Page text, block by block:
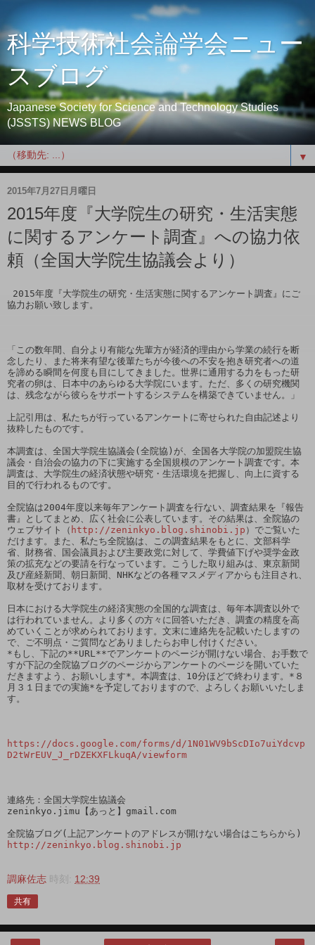
科学技術社会論学会ニュー
スブログ
Japanese Society for Science and Technology Studies
(JSSTS) NEWS BLOG
▼
2015年7月27日月曜日
2015年度『大学院生の研究・生活実態
に関するアンケート調査』への協力依
頼（全国大学院生協議会より）
2015年度『大学院生の研究・生活実態に関するアンケート調査』にご
協力お願い致します。
「この数年間、自分より有能な先輩方が経済的理由から学業の続行を断
念したり、また将来有望な後輩たちが今後への不安を抱き研究者への道
を諦める瞬間を何度も目にしてきました。世界に通用する力をもった研
究者の卵は、日本中のあらゆる大学院にいます。ただ、多くの研究機関
は、残念ながら彼らをサポートするシステムを構築できていません。」
上記引用は、私たちが行っているアンケートに寄せられた自由記述より
抜粋したものです。
本調査は、全国大学院生協議会(全院協)が、全国各大学院の加盟院生協
議会・自治会の協力の下に実施する全国規模のアンケート調査です。本
調査は、大学院生の経済状態や研究・生活環境を把握し、向上に資する
目的で行われるものです。
全院協は2004年度以来毎年アンケート調査を行ない、調査結果を『報告
書』としてまとめ、広く社会に公表しています。その結果は、全院協の
ウェブサイト（ http://zeninkyo.blog.shinobi.jp ）でご覧いた
だけます。また、私たち全院協は、この調査結果をもとに、文部科学
省、財務省、国会議員および主要政党に対して、学費値下げや奨学金政
策の拡充などの要請を行なっています。こうした取り組みは、東京新聞
及び産経新聞、朝日新聞、NHKなどの各種マスメディアからも注目され、
取材を受けております。
日本における大学院生の経済実態の全国的な調査は、毎年本調査以外で
は行われていません。より多くの方々に回答いただき、調査の精度を高
めていくことが求められております。文末に連絡先を記載いたしますの
で、ご不明点・ご質問などありましたらお申し付けください。
*もし、下記の**URL**でアンケートのページが開けない場合、お手数で
すが下記の全院協ブログのページからアンケートのページを開いていた
だきますよう、お願いします*。本調査は、10分ほどで終わります。*８
月３１日までの実施*を予定しておりますので、よろしくお願いいたしま
す。
https://docs.google.com/forms/d/1N01WV9bScDIo7uiYdcvp
D2tWrEUV_J_rDZEKXFLkuqA/viewform
連絡先：全国大学院生協議会
zeninkyo.jimu【あっと】gmail.com
http://zeninkyo.blog.shinobi.jp
調麻佐志 時刻: 12:39
共有